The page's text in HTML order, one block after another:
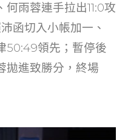
雨蓉連手拉出11:0攻
函切入小帳加一、
50:49領先；暫停後
拋進致勝分，終場